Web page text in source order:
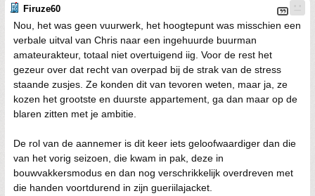
Firuze60
Nou, het was geen vuurwerk, het hoogtepunt was misschien een
verbale uitval van Chris naar een ingehuurde buurman
amateurakteur, totaal niet overtuigend iig. Voor de rest het
gezeur over dat recht van overpad bij de strak van de stress
staande zusjes. Ze konden dit van tevoren weten, maar ja, ze
kozen het grootste en duurste appartement, ga dan maar op de
blaren zitten met je ambitie.
De rol van de aannemer is dit keer iets geloofwaardiger dan die
van het vorig seizoen, die kwam in pak, deze in
bouwvakkersmodus en dan nog verschrikkelijk overdreven met
die handen voortdurend in zijn gueriilajacket.